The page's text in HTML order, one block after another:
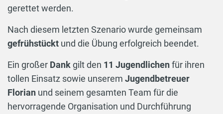
gerettet werden.
Nach diesem letzten Szenario wurde gemeinsam
gefrühstückt und die Übung erfolgreich beendet.
Ein großer Dankgilt den 11 Jugendlichenfür ihren
tollen Einsatz sowie unserem Jugendbetreuer
Florian und seinem gesamten Team für die
hervorragende Organisation und Durchführung